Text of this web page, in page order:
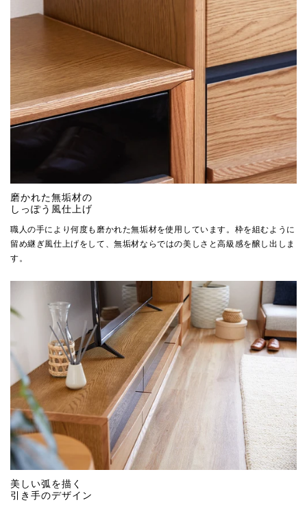
磨かれた無垢材の
しっぽう風仕上げ
職人の手により何度も磨かれた無垢材を使用しています。枠を組むように
留め継ぎ風仕上げをして、無垢材ならではの美しさと高級感を醸し出しま
す。
美しい弧を描く
引き手のデザイン